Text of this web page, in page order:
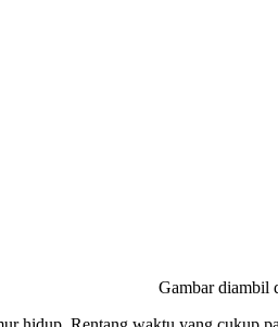
Gambar diambil